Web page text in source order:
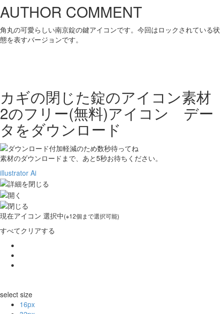
AUTHOR COMMENT
角丸の可愛らしい南京錠の鍵アイコンです。今回はロックされている状
態を表すバージョンです。
カギの閉じた錠のアイコン素材
2のフリー(無料)アイコン デー
タをダウンロード
素材のダウンロードまで、あと5秒お待ちください。
illustrator Ai
現在アイコン 選択中(※12個まで選択可能)
すべてクリアする
select size
16px